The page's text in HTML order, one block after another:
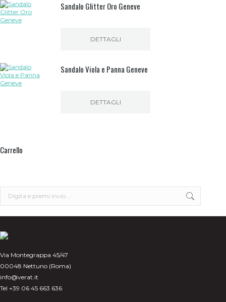
ha
nella
Sandalo Glitter Oro Geneve
DETTAGLI
Sandalo Viola e Panna Geneve
DETTAGLI
Carrello
Via Montegrappa 45/47
00048 Nettuno (Roma)
info@verat.it
Tel +39 06 45 663 636